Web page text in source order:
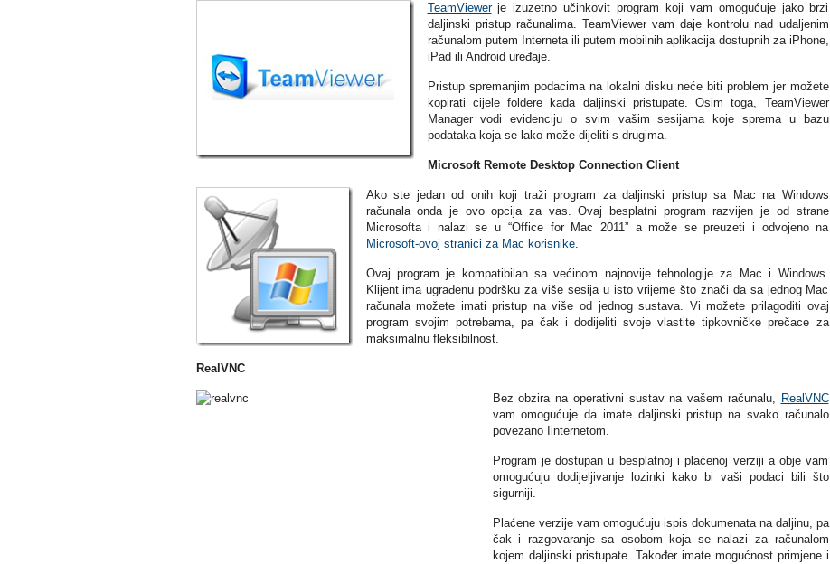
TeamViewerje izuzetno učinkovit program koji vam omogućuje jako brzi
daljinski pristup računalima. TeamViewer vam daje kontrolu nad udaljenim
računalom putem Interneta ili putem mobilnih aplikacija dostupnih za iPhone,
iPad ili Android uređaje.
Pristup spremanjim podacima na lokalni disku neće biti problem jer možete
kopirati cijele foldere kada daljinski pristupate. Osim toga, TeamViewer
Manager vodi evidenciju o svim vašim sesijama koje sprema u bazu
podataka koja se lako može dijeliti s drugima.
Microsoft Remote Desktop Connection Client
Ako ste jedan od onih koji traži program za daljinski pristup sa Mac na Windows
računala onda je ovo opcija za vas. Ovaj besplatni program razvijen je od strane
Microsofta i nalazi se u “Office for Mac 2011” a može se preuzeti i odvojeno na
Microsoft-ovoj stranici za Mac korisnike.
Ovaj program je kompatibilan sa većinom najnovije tehnologije za Mac i Windows.
Klijent ima ugrađenu podršku za više sesija u isto vrijeme što znači da sa jednog Mac
računala možete imati pristup na više od jednog sustava. Vi možete prilagoditi ovaj
program svojim potrebama, pa čak i dodijeliti svoje vlastite tipkovničke prečace za
maksimalnu fleksibilnost.
RealVNC
Bez obzira na operativni sustav na vašem računalu, RealVNC
vam omogućuje da imate daljinski pristup na svako računalo
povezano Iinternetom.
Program je dostupan u besplatnoj i plaćenoj verziji a obje vam
omogućuju dodijeljivanje lozinki kako bi vaši podaci bili što
sigurniji.
Plaćene verzije vam omogućuju ispis dokumenata na daljinu, pa
čak i razgovaranje sa osobom koja se nalazi za računalom
kojem daljinski pristupate. Također imate mogućnost primjene i